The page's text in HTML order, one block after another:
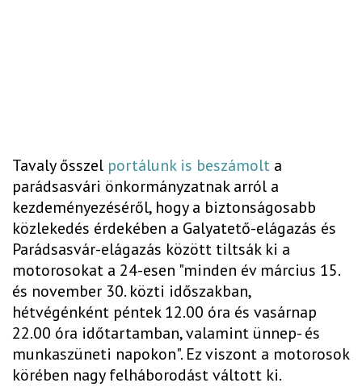
Tavaly ősszel portálunk is beszámolt a
parádsasvári önkormányzatnak arról a
kezdeményezéséről, hogy a biztonságosabb
közlekedés érdekében a Galyatető-elágazás és
Parádsasvár-elágazás között tiltsák ki a
motorosokat a 24-esen "minden év március 15.
és november 30. közti időszakban,
hétvégénként péntek 12.00 óra és vasárnap
22.00 óra időtartamban, valamint ünnep- és
munkaszüneti napokon". Ez viszont a motorosok
körében nagy felháborodást váltott ki.